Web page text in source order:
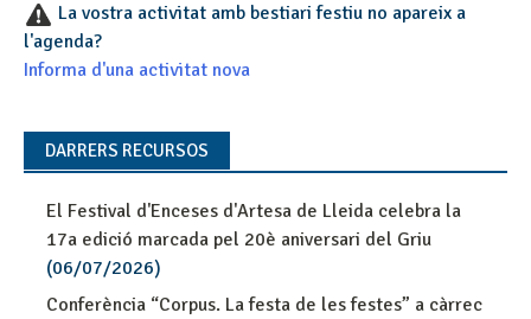
La vostra activitat amb bestiari festiu no apareix a
l'agenda?
Informa d'una activitat nova
DARRERS RECURSOS
El Festival d'Enceses d'Artesa de Lleida celebra la
17a edició marcada pel 20è aniversari del Griu
(06/07/2026)
Conferència “Corpus. La festa de les festes” a càrrec